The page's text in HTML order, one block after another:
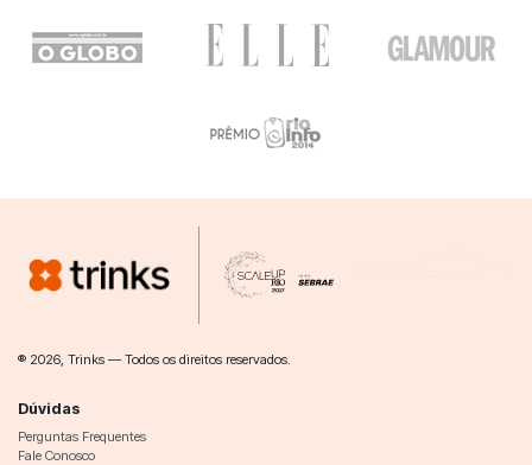
® 2026, Trinks — Todos os direitos reservados.
Dúvidas
Perguntas Frequentes
Fale Conosco